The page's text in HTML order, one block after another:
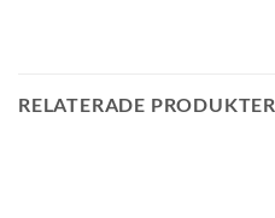
RELATERADE PRODUKTER